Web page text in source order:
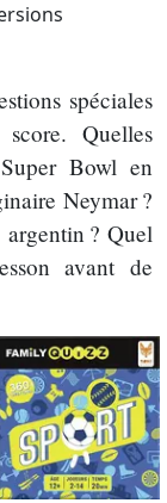
spéciales
Quelles
Bowl en
Neymar ?
? Quel
avant de